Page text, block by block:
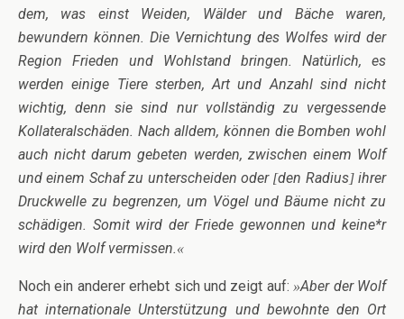
dem, was einst Weiden, Wälder und Bäche waren,
bewundern können. Die Vernichtung des Wolfes wird der
Region Frieden und Wohlstand bringen. Natürlich, es
werden einige Tiere sterben, Art und Anzahl sind nicht
wichtig, denn sie sind nur vollständig zu vergessende
Kollateralschäden. Nach alldem, können die Bomben wohl
auch nicht darum gebeten werden, zwischen einem Wolf
und einem Schaf zu unterscheiden oder [den Radius]ihrer
Druckwelle zu begrenzen, um Vögel und Bäume nicht zu
schädigen. Somit wird der Friede gewonnen und keine*r
wird den Wolf vermissen.«
Noch ein anderer erhebt sich und zeigt auf: »Aber der Wolf
hat internationale Unterstützung und bewohnte den Ort